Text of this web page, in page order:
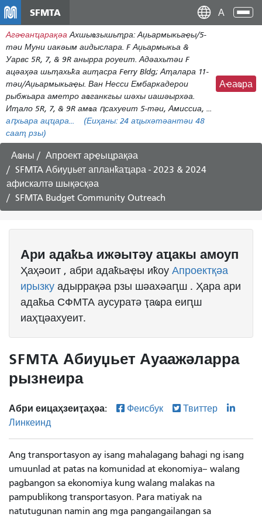
ахь
аиасра
SFMTA
Агәҽанҵарақәа Ахшыҩзышьҭра: Аџьармыкьаҿы/5-
тәи Муни иакәым аидыслара. F Аџьармыкьа &
Уарвс 5R, 7, & 9R анырра роуеит. Адәахьтәи F
ацәаҳәа шьҭахьҟа аиҭасра Ferry Bldg; Аҭалара 11-
тәи/Аџьармыкьаҿы. Ван Несси Ембаркадерои
рыбжьара аметро аҩганкгьы шәхы иашәырхәа.
Иҭало 5R, 7, & 9R амҩа ԥсахуеит 5-тәи, Амиссиа, ...
аԥхьара ацҵара...
(Еиҳаны: 24 аҵыхәтәантәи 48
сааҭ рзы)
Аҽаҩра
Аҩны
Апроект арҿыцрақәа
SFMTA Абиуџьет апланҟаҵара - 2023 & 2024
афискалтә шықәсқәа
SFMTA Budget Community Outreach
Ари адаҟьа ижәытәу аҵакы амоуп
Ҳаҳәоит , абри адаҟьаҿы иҟоу Апроектқәа
ирызку адыррақәа рзы шәахәаԥш . Ҳара ари
адаҟьа СФМТА аусуратә ҭаҩра еиԥш
иаҳҵәахуеит.
SFMTA Абиуџьет Ауаажәларра
рызнеира
Абри еицаҳзеиҭаҳәа: Феисбук
Твиттер
Линкеинд
Ang transportasyon ay isang mahalagang bahagi ng isang
umuunlad at patas na komunidad at ekonomiya– walang
pagbangon sa ekonomiya kung walang malakas na
pampublikong transportasyon. Para matiyak na
natutugunan namin ang mga pangangailangan sa